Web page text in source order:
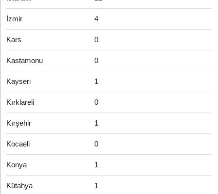
İzmir 4
Kars 0
Kastamonu 0
Kayseri 1
Kırklareli 0
Kırşehir 1
Kocaeli 0
Konya 1
Kütahya 1